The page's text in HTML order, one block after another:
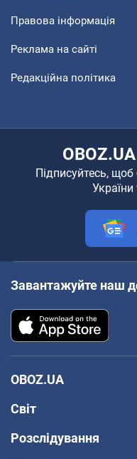
Правова інформація
Реклама на сайті
Редакційна політика
Підписуйтесь, щоб
України
Завантажуйте наш
OBOZ.UA
Світ
Розслідування